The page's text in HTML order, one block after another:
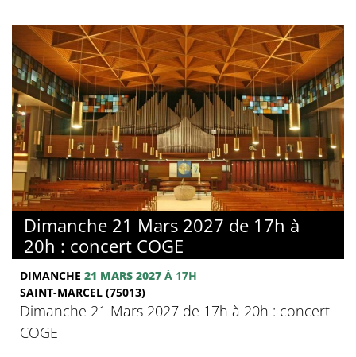
Dimanche 21 Mars 2027 de 17h à
20h : concert COGE
DIMANCHE 21 MARS 2027 À 17H
SAINT-MARCEL (75013)
Dimanche 21 Mars 2027 de 17h à 20h : concert
COGE